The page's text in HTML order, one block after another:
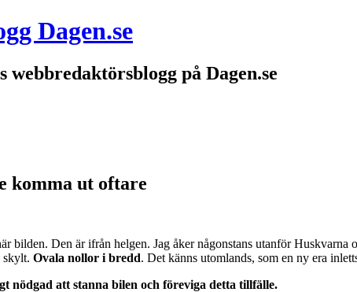
Dagen.se
på Dagen.se
komma ut oftare
bilden. Den är ifrån helgen. Jag åker någonstans utanför
skylt. Ovala nollor i bredd. Det känns utomlands, som en ny era
nödgad att stanna bilen och föreviga detta tillfälle.